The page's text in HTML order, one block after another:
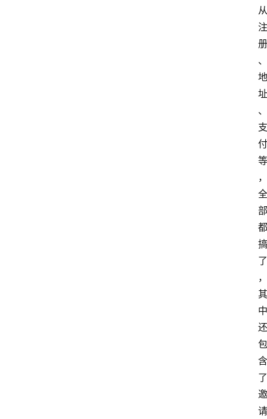
从
注
册
、
地
址
、
支
付
等
，
全
部
都
搞
了
，
其
中
还
包
含
了
邀
请